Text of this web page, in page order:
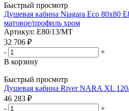
Быстрый просмотр
Душевая кабина Niagara Eco 80х80
матовое/профиль хром
Артикул: E80/13/MT
32 706 ₽
-
+
В корзину
Быстрый просмотр
Душевая кабина River NARA XL
46 283 ₽
-
+